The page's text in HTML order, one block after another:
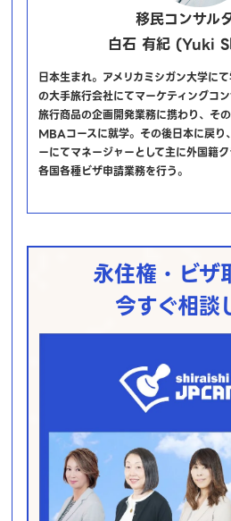
移民コンサル
白石 有紀 (Yuki
日本生まれ。アメリカミシガン大学に
の大手旅行会社にてマーケティングコ
旅行商品の企画開発業務に携わり、そ
MBAコースに就学。その後日本に戻り
ーにてマネージャーとして主に外国籍
各国各種ビザ申請業務を行う。
永住権・ビザ
今すぐ相談